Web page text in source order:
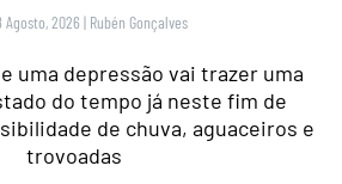
Agosto, 2026 | Rubén Gonçalves
uma depressão vai trazer uma
do tempo já neste fim de
de chuva, aguaceiros e
trovoadas